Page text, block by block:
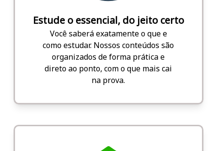
Estude o essencial, do jeito certo
Você saberá exatamente o que e
como estudar. Nossos conteúdos são
organizados de forma prática e
direto ao ponto, com o que mais cai
na prova.